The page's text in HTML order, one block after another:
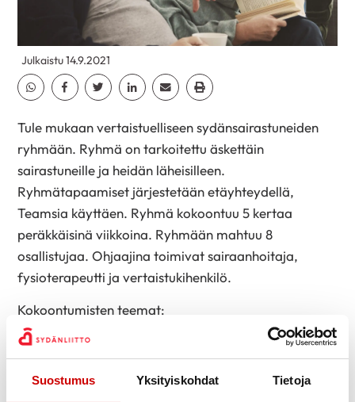
Suostumus Yksityiskohdat Tietoja
Julkaistu 14.9.2021
Jaa Whatsapp
Jaa Facebook
Jaa TwitterJaa Linkedin
Jaa EmailJaa Print
Tule mukaan vertaistuelliseen sydänsairastuneiden
ryhmään. Ryhmä on tarkoitettu äskettäin
sairastuneille ja heidän läheisilleen.
Ryhmätapaamiset järjestetään etäyhteydellä,
Teamsia käyttäen. Ryhmä kokoontuu 5 kertaa
peräkkäisinä viikkoina. Ryhmään mahtuu 8
osallistujaa. Ohjaajina toimivat sairaanhoitaja,
fysioterapeutti ja vertaistukihenkilö.
Kokoontumisten teemat:
sairastuminen ja siihen liittyvät kokemukset sekä
omahoito
vertaistuki